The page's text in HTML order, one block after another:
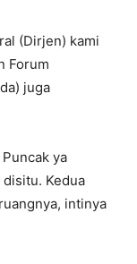
(Dirjen) kami
Forum
juga
ya
Kedua
intinya